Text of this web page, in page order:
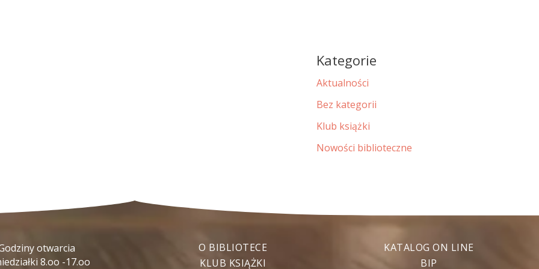
Kategorie
Aktualności
Bez kategorii
Klub książki
Nowości biblioteczne
otwarcia
8.oo -17.oo
O BIBLIOTECE
KLUB KSIĄŻKI
KATALOG ON LINE
BIP